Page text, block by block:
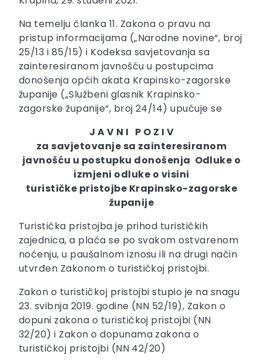
Na temelju članka 11. Zakona o pravu na
pristup informacijama („Narodne novine“, broj
25/13 i 85/15) i Kodeksa savjetovanja sa
zainteresiranom javnošću u postupcima
donošenja općih akata Krapinsko-zagorske
županije („Službeni glasnik Krapinsko-
zagorske županije“, broj 24/14) upućuje se
J A V N I P O Z I V
za savjetovanje sa zainteresiranom
javnošću u postupku donošenja Odluke o
izmjeni odluke o visini
turističke pristojbe Krapinsko-zagorske
županije
Turistička pristojba je prihod turističkih
zajednica, a plaća se po svakom ostvarenom
noćenju, u paušalnom iznosu ili na drugi način
utvrđen Zakonom o turističkoj pristojbi.
Zakon o turističkoj pristojbi stupio je na snagu
23. svibnja 2019. godine (NN 52/19), Zakon o
dopuni zakona o turističkoj pristojbi (NN
32/20) i Zakon o dopunama zakona o
turističkoj pristojbi (NN 42/20)